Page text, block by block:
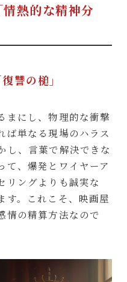
熱的な精神分
讐の槌」
まにし、物理的な衝撃
ば単なる現場のハラス
し、言葉で解決できな
て、爆発とワイヤーア
リングよりも誠実な
す。これこそ、映画屋
情の精算方法なので